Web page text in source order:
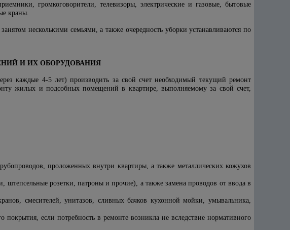
громкоговорители, телевизоры, электрические и газовые, бытовые
краны.
несколькими семьями, а также очередность уборки устанавливаются по
И ИХ ОБОРУДОВАНИЯ
каждые 4-5 лет) производить за свой счет необходимый текущий ремонт
жилых и подсобных помещений в квартире, выполняемому за свой счет,
проложенных внутри квартиры, а также металлических кожухов
штепсельные розетки, патроны и прочие), а также замена проводов от ввода в
смесителей, унитазов, сливных бачков кухонной мойки, умывальника,
если потребность в ремонте возникла не вследствие нормативного